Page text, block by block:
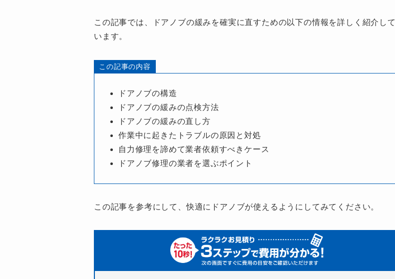
この記事では、ドアノブの緩みを確実に直すための以下の情報を詳しく紹介して
います。
この記事の内容
ドアノブの構造
ドアノブの緩みの点検方法
ドアノブの緩みの直し方
作業中に起きたトラブルの原因と対処
自力修理を諦めて業者依頼すべきケース
ドアノブ修理の業者を選ぶポイント
この記事を参考にして、快適にドアノブが使えるようにしてみてください。